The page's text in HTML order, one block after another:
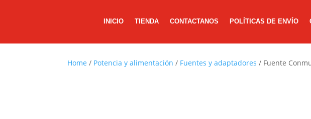
INICIO TIENDA CONTACTANOS POLÍTICAS DE ENVÍO
Home / Potencia y alimentación / Fuentes y adaptadores / Fuente